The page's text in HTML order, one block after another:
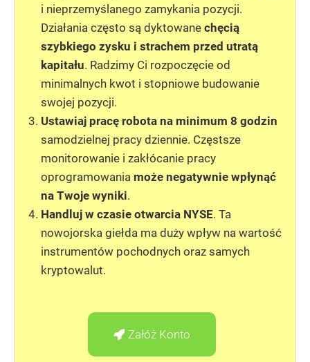
i nieprzemyślanego zamykania pozycji.
Działania często są dyktowane chęcią
szybkiego zysku i strachem przed utratą
kapitału. Radzimy Ci rozpoczęcie od
minimalnych kwot i stopniowe budowanie
swojej pozycji.
Ustawiaj pracę robota na minimum 8 godzin
samodzielnej pracy dziennie. Częstsze
monitorowanie i zakłócanie pracy
oprogramowania może negatywnie wpłynąć
na Twoje wyniki.
Handluj w czasie otwarcia NYSE. Ta
nowojorska giełda ma duży wpływ na wartość
instrumentów pochodnych oraz samych
kryptowalut.
Załóż Konto